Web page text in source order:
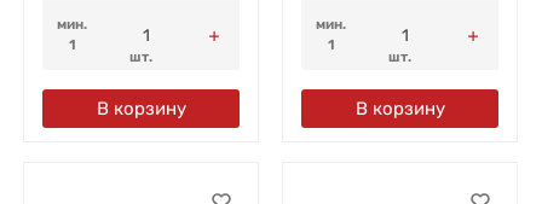
мин.
1
шт.
В корзину
мин.
1
шт.
В корзину